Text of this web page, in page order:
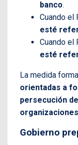
banco.
Cuando el
esté
Cuando el
esté
La medida
orientadas a
persecución
Gobierno